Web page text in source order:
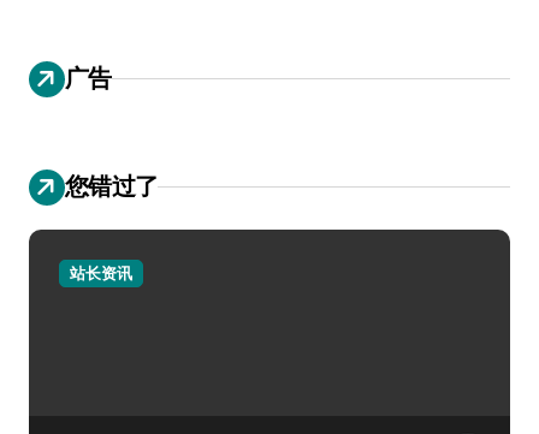
广告
您错过了
站长资讯